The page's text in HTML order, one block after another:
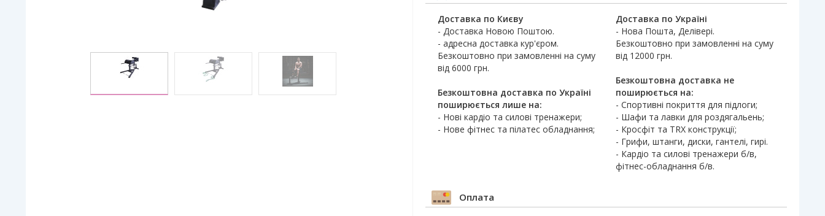
Доставка по Києву
- Доставка Новою Поштою.
- адресна доставка кур'єром.
Безкоштовно при замовленні на суму
від 6000 грн.
Безкоштовна доставка по Україні
поширюється лише на:
- Нові кардіо та силові тренажери;
- Нове фітнес та пілатес обладнання;
Доставка по Україні
- Нова Пошта, Делівері.
Безкоштовно при замовленні на суму
від 12000 грн.
Безкоштовна доставка не
поширюється на:
- Спортивні покриття для підлоги;
- Шафи та лавки для роздягальень;
- Кросфіт та TRX конструкції;
- Грифи, штанги, диски, гантелі, гирі.
- Кардіо та силові тренажери б/в,
фітнес-обладнання б/в.
Оплата